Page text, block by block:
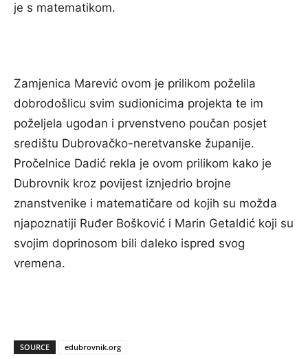
je s matematikom.
Zamjenica Marević ovom je prilikom poželila
dobrodošlicu svim sudionicima projekta te im
poželjela ugodan i prvenstveno poučan posjet
središtu Dubrovačko-neretvanske županije.
Pročelnice Dadić rekla je ovom prilikom kako je
Dubrovnik kroz povijest iznjedrio brojne
znanstvenike i matematičare od kojih su možda
njapoznatiji Ruđer Bošković i Marin Getaldić koji su
svojim doprinosom bili daleko ispred svog
vremena.
SOURCE edubrovnik.org